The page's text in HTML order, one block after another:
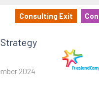
Consulting Exit
2024